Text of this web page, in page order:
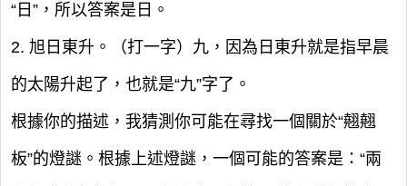
“日”，所以答案是日。
2. 旭日東升。（打一字）九，因為日東升就是指早晨
的太陽升起了，也就是“九”字了。
根據你的描述，我猜測你可能在尋找一個關於“翹翹
板”的燈謎。根據上述燈謎，一個可能的答案是：“兩